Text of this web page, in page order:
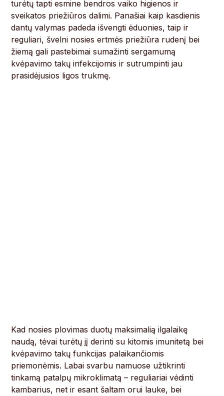
turėtų tapti esmine bendros vaiko higienos ir
sveikatos priežiūros dalimi. Panašiai kaip kasdienis
dantų valymas padeda išvengti ėduonies, taip ir
reguliari, švelni nosies ertmės priežiūra rudenį bei
žiemą gali pastebimai sumažinti sergamumą
kvėpavimo takų infekcijomis ir sutrumpinti jau
prasidėjusios ligos trukmę.
Kad nosies plovimas duotų maksimalią ilgalaikę
naudą, tėvai turėtų jį derinti su kitomis imunitetą bei
kvėpavimo takų funkcijas palaikančiomis
priemonėmis. Labai svarbu namuose užtikrinti
tinkamą patalpų mikroklimatą – reguliariai vėdinti
kambarius, net ir esant šaltam orui lauke, bei